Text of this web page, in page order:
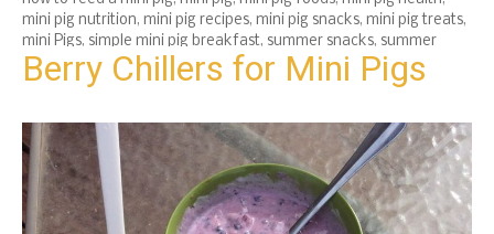
mini pig nutrition, mini pig recipes, mini pig snacks, mini pig treats,
mini Pigs, simple mini pig breakfast, summer snacks, summer
treats
Berry Chillers for Mini Pigs